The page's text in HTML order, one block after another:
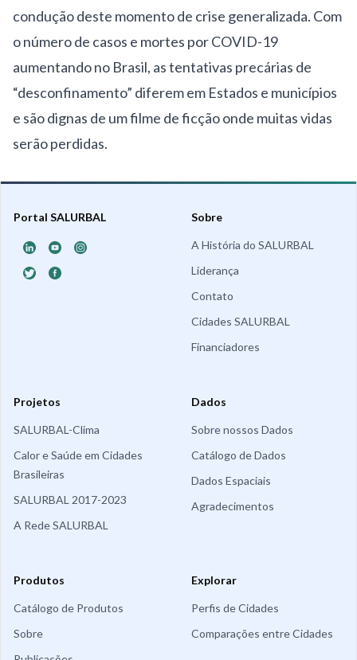
condução deste momento de crise generalizada. Com
o número de casos e mortes por COVID-19
aumentando no Brasil, as tentativas precárias de
“desconfinamento” diferem em Estados e municípios
e são dignas de um filme de ficção onde muitas vidas
serão perdidas.
Portal SALURBAL Sobre
A História do SALURBAL
Liderança
Contato
Cidades SALURBAL
Financiadores
Projetos
SALURBAL-Clima
Calor e Saúde em Cidades
Brasileiras
SALURBAL 2017-2023
A Rede SALURBAL
Dados
Sobre nossos Dados
Catálogo de Dados
Dados Espaciais
Agradecimentos
Produtos
Catálogo de Produtos
Sobre
Explorar
Perfis de Cidades
Comparações entre Cidades